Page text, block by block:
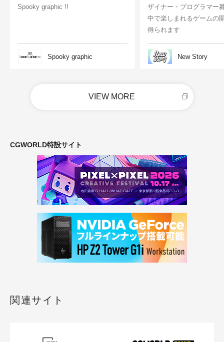
Spooky graphic !!
Spooky graphic
ザイナー・プログラマー
中で楽しまれるゲームの
得られます
New Story
VIEW MORE
CGWORLD特設サイト
関連サイト